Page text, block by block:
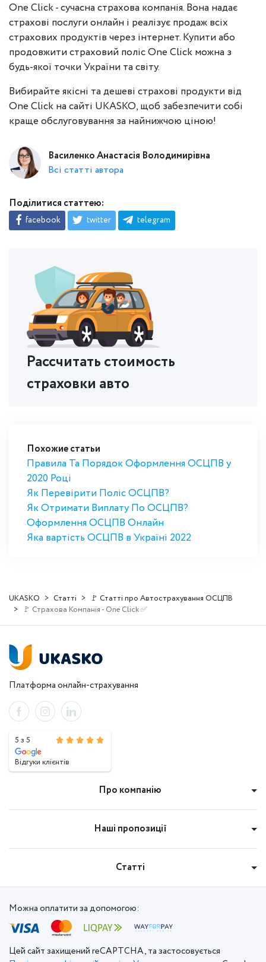
Рассчитать стоимость
страховки авто
Похожие статьи
Правила Та Порядок Оформлення ОСЦПВ у
2020 Році
Як Перевірити Поліс ОСЦПВ?
Як Отримати Виплату По ОСЦПВ?
Оформлення ОСЦПВ Онлайн
Яка вартість ОСЦПВ в Україні 2022
One Click - сучасна страхова компанія. Вона надає
страхові послуги онлайн і реалізує продаж всіх
страхових продуктів через інтернет. Купити або
продовжити страховий поліс One Click можна з
будь-якої точки України та світу.
Вибирайте якісні та дешеві страхові продукти від
One Click на сайті UKASKO, щоб забезпечити собі
краще обслуговування за найнижчою ціною!
Василенко Анастасія Володимирівна
Всі статті автора
Поділитися статтею:
facebook twitter telegram
UKASKO Статті
🚩 Статті про Автострахування ОСЦПВ
🚩 Страхова Компанія - One Click ✅
Платформа онлайн-страхування
5 з 5
Відгуки клієнтів
Про компанію
Наші пропозиції
Статті
Можна оплатити за допомогою:
Цей сайт захищений reCAPTCHA, та застосовується